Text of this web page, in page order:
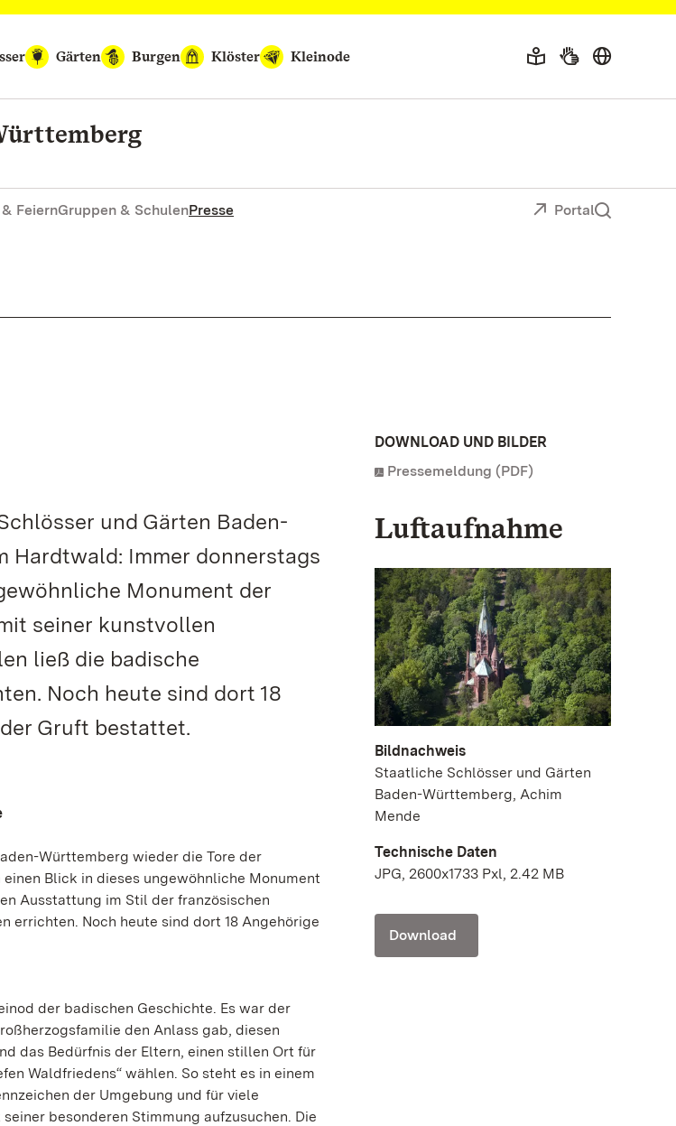
Gärten Burgen Klöster Kleinode
FeiernGruppen & SchulenPresse Portal
und Gärten Baden-
Hardtwald: Immer donnerstags
Monument der
seiner kunstvollen
ließ die badische
Noch heute sind dort 18
Gruft bestattet.
Württemberg wieder die Tore der
Blick in dieses ungewöhnliche Monument
Ausstattung im Stil der französischen
errichten. Noch heute sind dort 18 Angehörige
der badischen Geschichte. Es war der
den Anlass gab, diesen
das Bedürfnis der Eltern, einen stillen Ort für
Waldfriedens“ wählen. So steht es in einem
der Umgebung und für viele
besonderen Stimmung aufzusuchen. Die
DOWNLOAD UND BILDER
Pressemeldung (PDF)
Luftaufnahme
Bildnachweis
Staatliche Schlösser und Gärten
Baden-Württemberg, Achim
Mende
Technische Daten
JPG, 2600x1733 Pxl, 2.42 MB
Download